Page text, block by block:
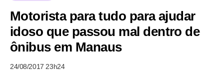
Motorista para tudo para ajudar
idoso que passou mal dentro de
ônibus em Manaus
24/08/2017 23h24